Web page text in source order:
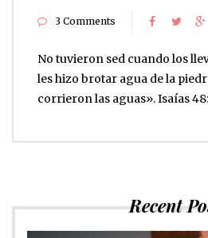
3 Comments
No tuvieron sed cuando los
les hizo brotar agua de la
corrieron las aguas». Isaías
Recent